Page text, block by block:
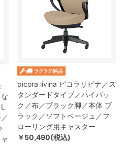
picora livina ピコラリビナ／ス
タンダードタイプ／ハイバッ
ク／布／ブラック脚／本体 ブ
ラック／ソフトベージュ／フ
ローリング用キャスター
￥50,490(税込)